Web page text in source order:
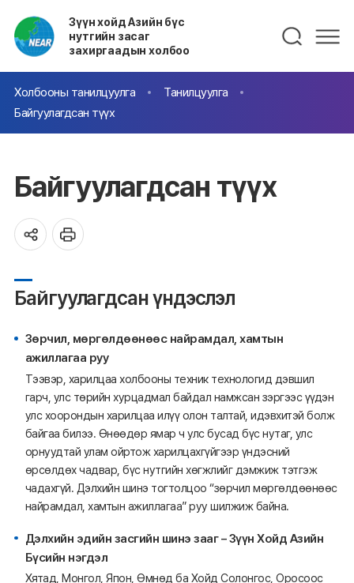
Зүүн хойд Азийн бүс
нутгийн засаг
захиргаадын холбоо
Холбооны танилцуулга
Танилцуулга
Байгуулагдсан түүх
Байгуулагдсан түүх
Байгуулагдсан үндэслэл
Зөрчил, мөргөлдөөнөөс найрамдал, хамтын
ажиллагаа руу
Тээвэр, харилцаа холбооны техник технологид дэвшил
гарч, улс төрийн хурцадмал байдал намжсан зэргээс үүдэн
улс хоорондын харилцаа илүү олон талтай, идэвхитэй болж
байгаа билээ. Өнөөдөр ямар ч улс бусад бүс нутаг, улс
орнуудтай улам ойртож харилцахгүйгээр үндэсний
өрсөлдөх чадвар, бүс нутгийн хөгжлийг дэмжиж тэтгэж
чадахгүй. Дэлхийн шинэ тогтолцоо “зөрчил мөргөлдөөнөөс
найрамдал, хамтын ажиллагаа” руу шилжиж байна.
Дэлхийн эдийн засгийн шинэ зааг – Зүүн Хойд Азийн
Бүсийн нэгдэл
Хятад, Монгол, Япон, Өмнөд ба Хойд Солонгос, Оросоос